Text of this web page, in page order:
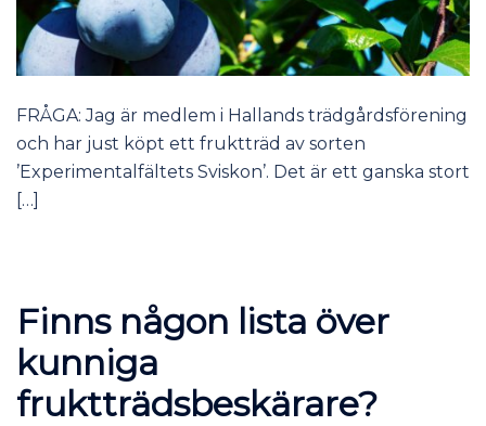
FRÅGA: Jag är medlem i Hallands trädgårdsförening
och har just köpt ett fruktträd av sorten
’Experimentalfältets Sviskon’. Det är ett ganska stort
[…]
Finns någon lista över
kunniga
fruktträdsbeskärare?